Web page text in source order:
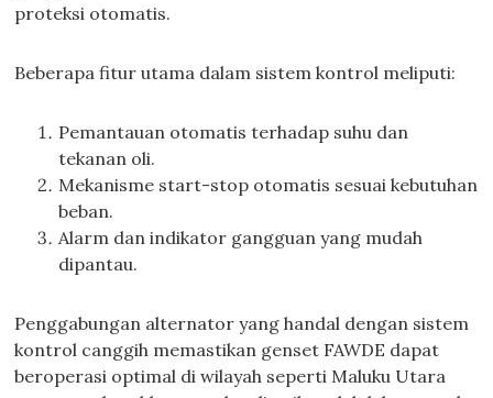
proteksi otomatis.
Beberapa fitur utama dalam sistem kontrol meliputi:
Pemantauan otomatis terhadap suhu dan
tekanan oli.
Mekanisme start-stop otomatis sesuai kebutuhan
beban.
Alarm dan indikator gangguan yang mudah
dipantau.
Penggabungan alternator yang handal dengan sistem
kontrol canggih memastikan genset FAWDE dapat
beroperasi optimal di wilayah seperti Maluku Utara